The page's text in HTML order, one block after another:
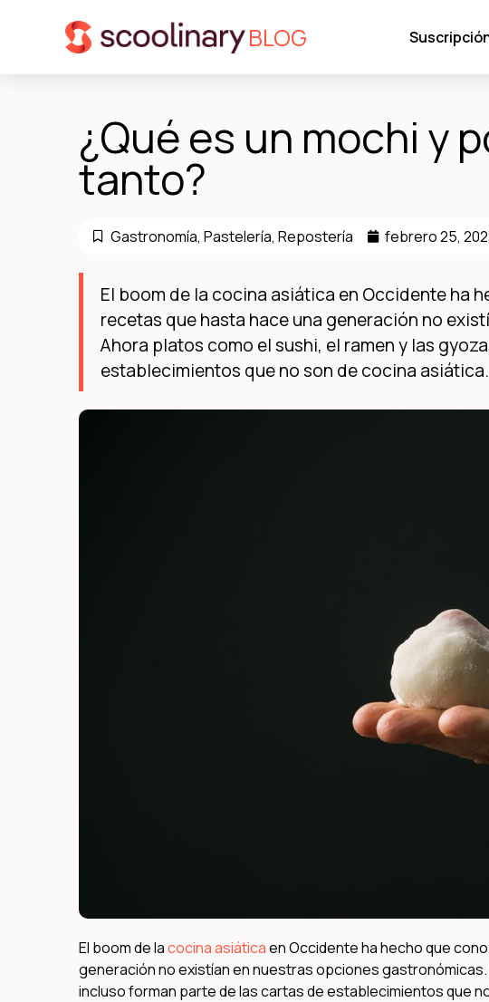
BLOG
¿Qué es un mochi y
tanto?
Gastronomía, Pastelería, Repostería febrero 25,
El boom de la cocina asiática en Occidente ha
recetas que hasta hace una generación no
Ahora platos como el sushi, el ramen y las
establecimientos que no son de cocina asiática.
El boom de lacocina asiáticaen Occidente ha hecho que
generación no existían en nuestras opciones
incluso forman parte de las cartas de establecimientos que